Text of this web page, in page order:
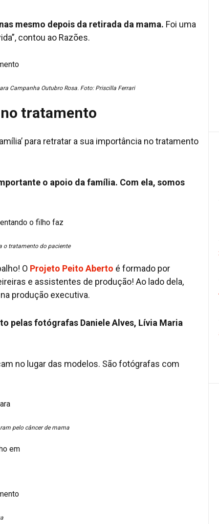
mesmo depois da retirada da mama. Foi uma
contou ao Razões.
Campanha Outubro Rosa. Foto: Priscilla Ferrari
tratamento
para retratar a sua importância no tratamento
o apoio da família. Com ela, somos
o tratamento do paciente
O Projeto Peito Aberto é formado por
e assistentes de produção! Ao lado dela,
produção executiva.
pelas fotógrafas Daniele Alves, Lívia Maria
no lugar das modelos. São fotógrafas com
pelo câncer de mama